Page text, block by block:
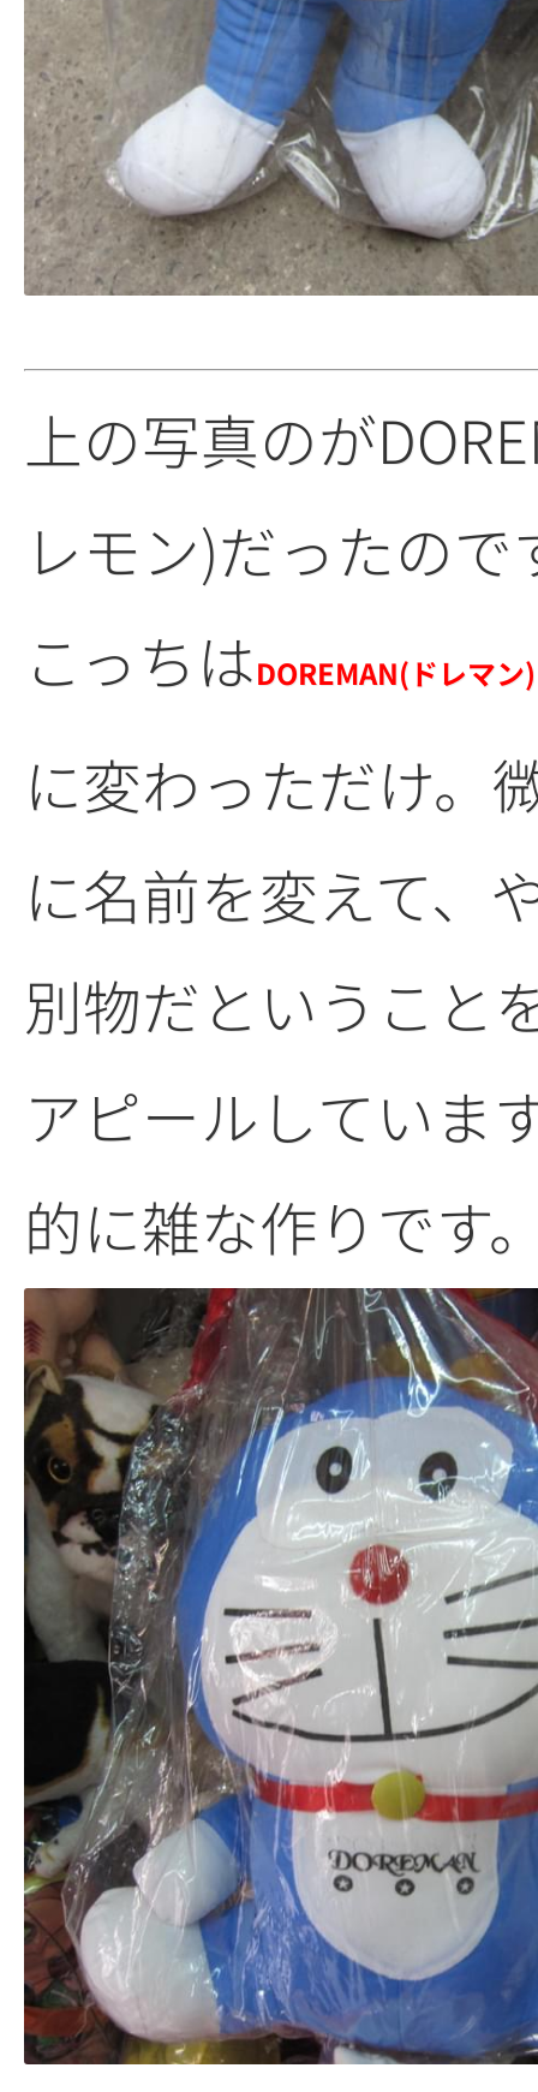
上の写真のが
レモン)だったので
こっちはDOREMAN(ドレマン)
に変わっただけ。
に名前を変えて、
別物だということ
アピールしていま
的に雑な作りです